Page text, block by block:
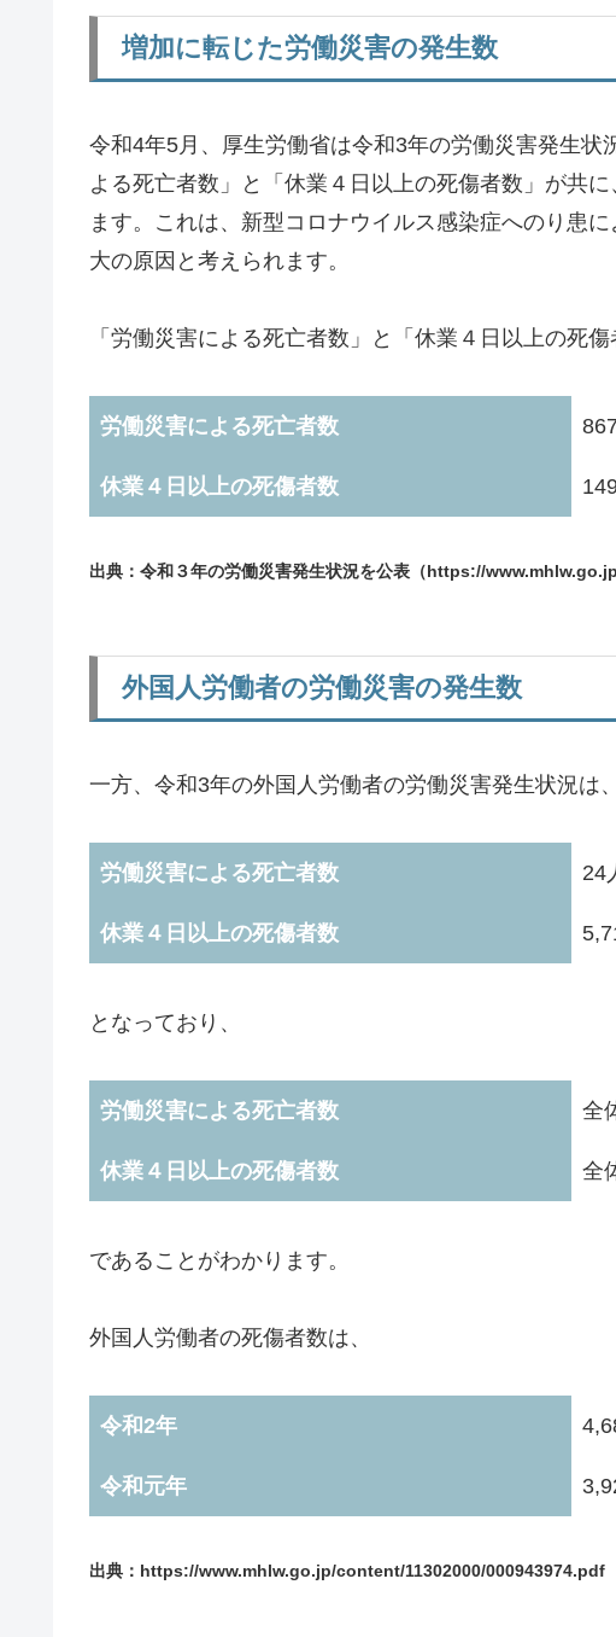
増加に転じた労働災害の発生数
令和4年5月、厚生労働省は令和3年の労働災害発生状
よる死亡者数」と「休業４日以上の死傷者数」が共
ます。これは、新型コロナウイルス感染症へのり患
大の原因と考えられます。
「労働災害による死亡者数」と「休業４日以上の死傷
労働災害による死亡者数
休業４日以上の死傷者数
出典：令和３年の労働災害発生状況を公表（https://
外国人労働者の労働災害の発生数
一方、令和3年の外国人労働者の労働災害発生状況は、
労働災害による死亡者数 24
休業４日以上の死傷者数
となっており、
労働災害による死亡者数 全
休業４日以上の死傷者数 全
であることがわかります。
外国人労働者の死傷者数は、
令和2年
令和元年
出典：https://www.mhlw.go.jp/content/11302000/000943974.pdf